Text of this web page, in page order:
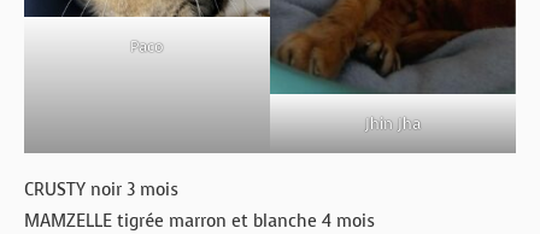
Paco
Jhin Jha
CRUSTY noir 3 mois
MAMZELLE tigrée marron et blanche 4 mois